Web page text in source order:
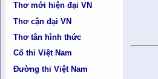
Thơ mới hiện đại VN
Thơ cận đại VN
Thơ tân hình thức
Cổ thi Việt Nam
Đường thi Việt Nam